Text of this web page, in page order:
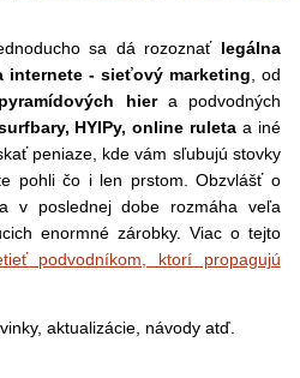
sa dá rozoznať legálna
internete - sieťový marketing , od
pyramídových hiera podvodných
HYIPy, online ruleta a iné
peniaze, kde vám sľubujú stovky
pohli čo i len prstom. Obzvlášť o
v poslednej dobe rozmáha veľa
enormné zárobky. Viac o tejto
podvodníkom, ktorí propagujú
aktualizácie, návody atď.